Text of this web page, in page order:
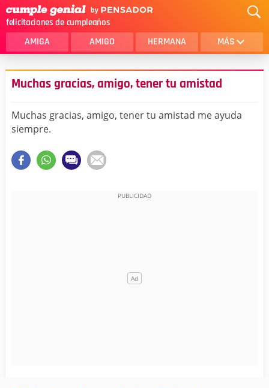
felicitaciones de cumpleaños
AMIGA AMIGO HERMANA MÁS
MAMA
AMOR
SOBRINA
HIJA
NOVIA
Muchas gracias, amigo, tener tu amistad
Muchas gracias, amigo, tener tu amistad me ayuda
siempre.